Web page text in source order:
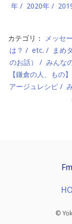
年
2020年
カテゴリ： メッセ
は？
etc. まめ
のお話）
みんな
【鎌倉の人、もの】
アージュレシピ
©